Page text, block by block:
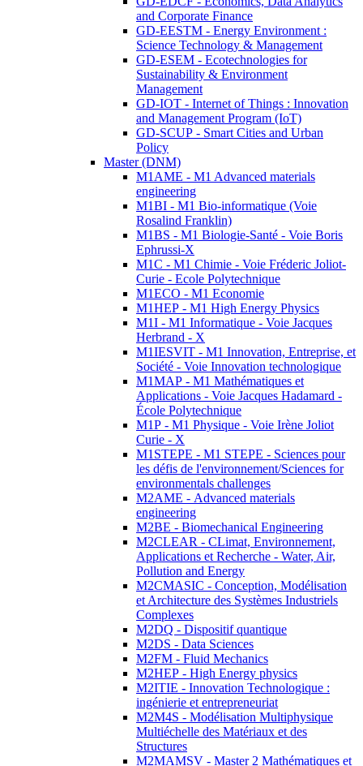
and Corporate Finance
GD-EESTM - Energy Environment :
Science Technology & Management
GD-ESEM - Ecotechnologies for
Sustainability & Environment
Management
GD-IOT - Internet of Things : Innovation
and Management Program (IoT)
GD-SCUP - Smart Cities and Urban
Policy
Master (DNM)
M1AME - M1 Advanced materials
engineering
M1BI - M1 Bio-informatique (Voie
Rosalind Franklin)
M1BS - M1 Biologie-Santé - Voie Boris
Ephrussi-X
M1C - M1 Chimie - Voie Fréderic Joliot-
Curie - Ecole Polytechnique
M1ECO - M1 Economie
M1HEP - M1 High Energy Physics
M1I - M1 Informatique - Voie Jacques
Herbrand - X
M1IESVIT - M1 Innovation, Entreprise, et
Société - Voie Innovation technologique
M1MAP - M1 Mathématiques et
Applications - Voie Jacques Hadamard -
École Polytechnique
M1P - M1 Physique - Voie Irène Joliot
Curie - X
M1STEPE - M1 STEPE - Sciences pour
les défis de l'environnement/Sciences for
environmentals challenges
M2AME - Advanced materials
engineering
M2BE - Biomechanical Engineering
M2CLEAR - CLimat, Environnement,
Applications et Recherche - Water, Air,
Pollution and Energy
M2CMASIC - Conception, Modélisation
et Architecture des Systèmes Industriels
Complexes
M2DQ - Dispositif quantique
M2DS - Data Sciences
M2FM - Fluid Mechanics
M2HEP - High Energy physics
M2ITIE - Innovation Technologique :
ingénierie et entrepreneuriat
M2M4S - Modélisation Multiphysique
Multiéchelle des Matériaux et des
Structures
M2MAMSV - Master 2 Mathématiques et